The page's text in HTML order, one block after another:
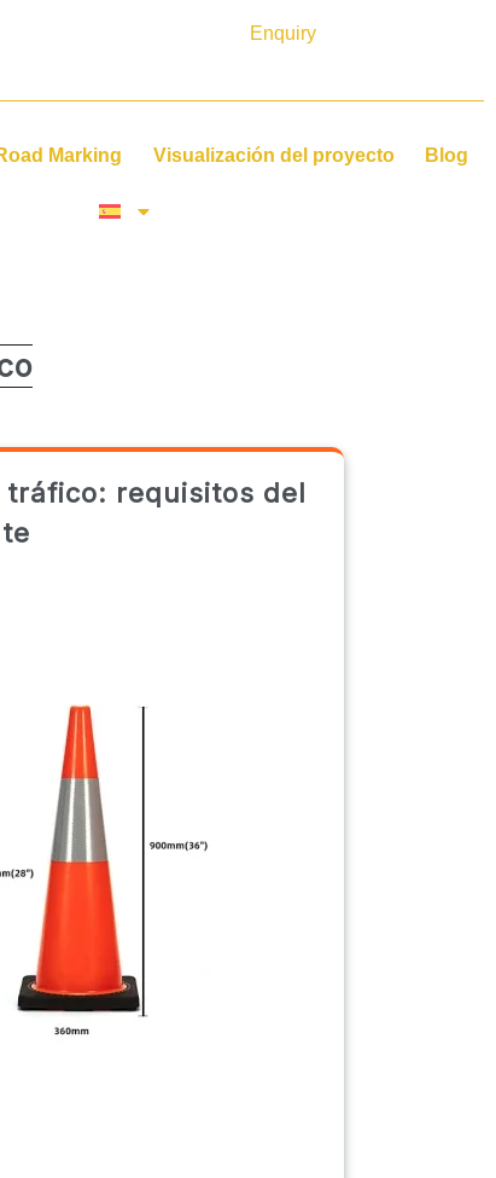
Enquiry
Marking Visualización del proyecto Blog
tráfico: requisitos del